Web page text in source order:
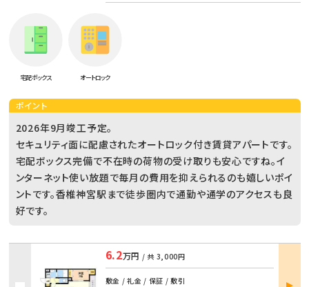
宅配ボックス オートロック
ポイント
2026年9月竣工予定。
セキュリティ面に配慮されたオートロック付き賃貸アパートです。
宅配ボックス完備で不在時の荷物の受け取りも安心ですね。イ
ンターネット使い放題で毎月の費用を抑えられるのも嬉しいポイ
ントです。香椎神宮駅まで徒歩圏内で通勤や通学のアクセスも良
好です。
6.2万円 / 共 3,000円
敷金 / 礼金 / 保証 / 敷引
部屋